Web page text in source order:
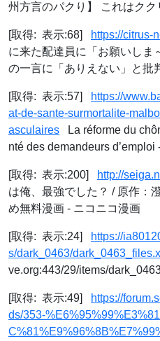
州方言のパクり】 これはク
[取得: 表示:68] https://citrus-
に来た配達員に「お願いし
の一言に「ありえない」と批
[取得: 表示:57]
https://
at-de-sante-surmortalite-
asculaires La réforme du
nté des demandeurs d’emploi
[取得: 表示:200] http://
は俺、最強でした？ / 原作：
め無料漫画 - ニコニコ漫画
[取得: 表示:24]
https://
s/dark_0463/
ve.org:443/29/items/
[取得: 表示:49]
https://
ds/353-